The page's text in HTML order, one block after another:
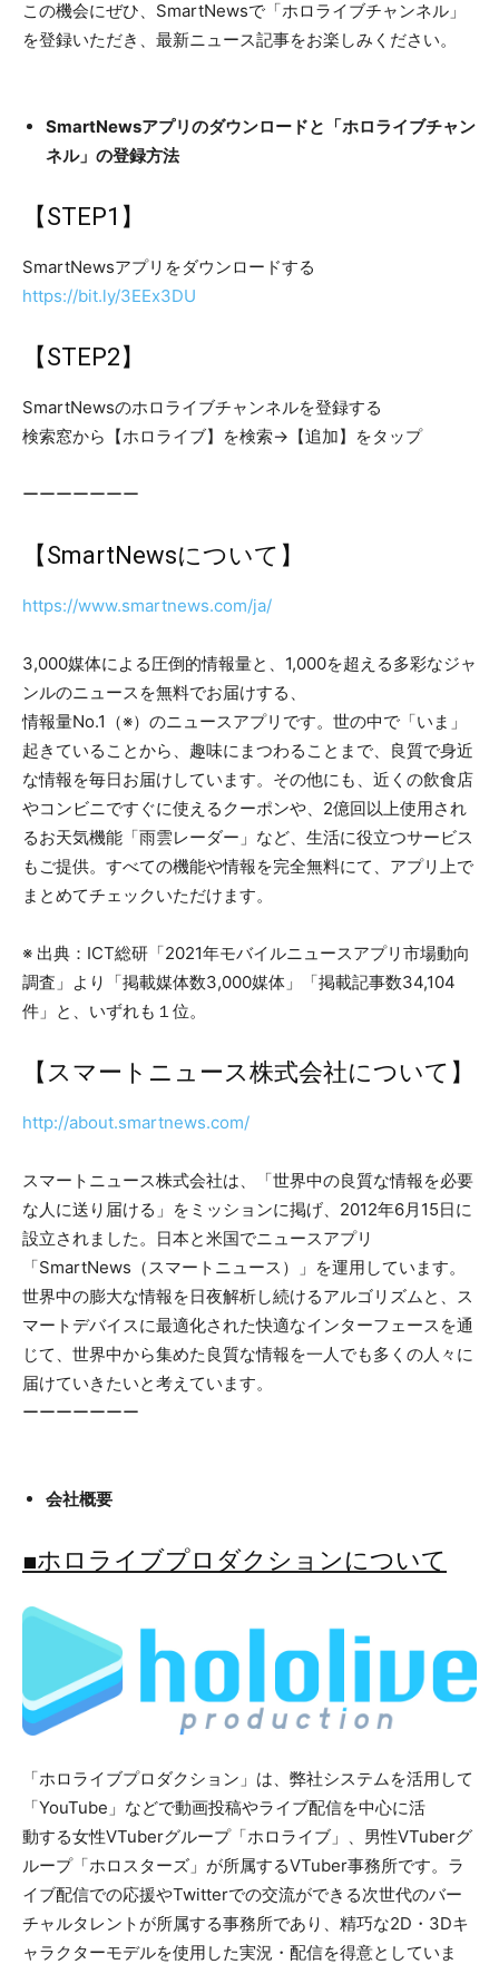
この機会にぜひ、SmartNewsで「ホロライブチャンネル」
を登録いただき、最新ニュース記事をお楽しみください。
SmartNewsアプリのダウンロードと「ホロライブチャン
ネル」の登録方法
【STEP1】
SmartNewsアプリをダウンロードする
https://bit.ly/3EEx3DU
【STEP2】
SmartNewsのホロライブチャンネルを登録する
検索窓から【ホロライブ】を検索→【追加】をタップ
ーーーーーーー
【SmartNewsについて】
https://www.smartnews.com/ja/
3,000媒体による圧倒的情報量と、1,000を超える多彩なジャ
ンルのニュースを無料でお届けする、
情報量No.1（※）のニュースアプリです。世の中で「いま」
起きていることから、趣味にまつわることまで、良質で身近
な情報を毎日お届けしています。その他にも、近くの飲食店
やコンビニですぐに使えるクーポンや、2億回以上使用され
るお天気機能「雨雲レーダー」など、生活に役立つサービス
もご提供。すべての機能や情報を完全無料にて、アプリ上で
まとめてチェックいただけます。
※ 出典：ICT総研「2021年モバイルニュースアプリ市場動向
調査」より「掲載媒体数3,000媒体」「掲載記事数34,104
件」と、いずれも１位。
【スマートニュース株式会社について】
http://about.smartnews.com/
スマートニュース株式会社は、「世界中の良質な情報を必要
な人に送り届ける」をミッションに掲げ、2012年6月15日に
設立されました。日本と米国でニュースアプリ
「SmartNews（スマートニュース）」を運用しています。
世界中の膨大な情報を日夜解析し続けるアルゴリズムと、ス
マートデバイスに最適化された快適なインターフェースを通
じて、世界中から集めた良質な情報を一人でも多くの人々に
届けていきたいと考えています。
ーーーーーーー
会社概要
■ホロライブプロダクションについて
「ホロライブプロダクション」は、弊社システムを活用して
「YouTube」などで動画投稿やライブ配信を中心に活
動する女性VTuberグループ「ホロライブ」、男性VTuberグ
ループ「ホロスターズ」が所属するVTuber事務所です。ラ
イブ配信での応援やTwitterでの交流ができる次世代のバー
チャルタレントが所属する事務所であり、精巧な2D・3Dキ
ャラクターモデルを使用した実況・配信を得意としていま